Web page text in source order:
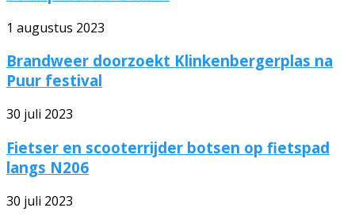
1 augustus 2023
Brandweer doorzoekt Klinkenbergerplas na
Puur festival
30 juli 2023
Fietser en scooterrijder botsen op fietspad
langs N206
30 juli 2023